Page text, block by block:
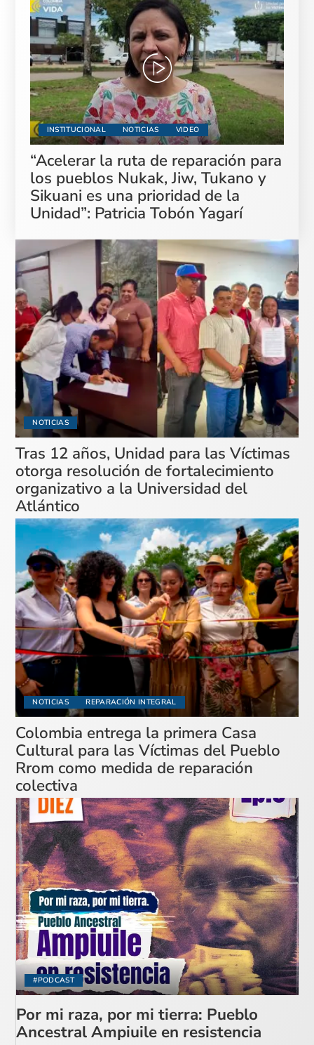
INSTITUCIONAL NOTICIAS VIDEO
“Acelerar la ruta de reparación para
los pueblos Nukak, Jiw, Tukano y
Sikuani es una prioridad de la
Unidad”: Patricia Tobón Yagarí
NOTICIAS
Tras 12 años, Unidad para las Víctimas
otorga resolución de fortalecimiento
organizativo a la Universidad del
Atlántico
NOTICIAS REPARACIÓN INTEGRAL
Colombia entrega la primera Casa
Cultural para las Víctimas del Pueblo
Rrom como medida de reparación
colectiva
#PODCAST
Por mi raza, por mi tierra: Pueblo
Ancestral Ampiuile en resistencia